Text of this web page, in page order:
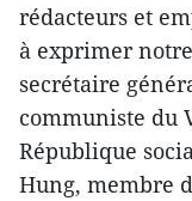
rédacteurs et
à exprimer
secrétaire
communiste du
République
Hung, membre